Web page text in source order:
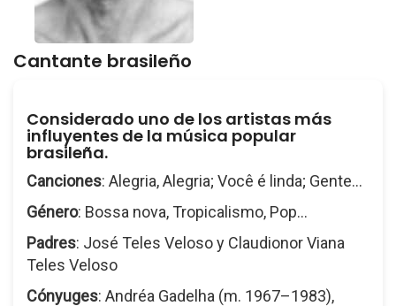
Cantante brasileño
Considerado uno de los artistas más
influyentes de la música popular
brasileña.
Canciones: Alegria, Alegria; Você é linda; Gente...
Género: Bossa nova, Tropicalismo, Pop...
Padres: José Teles Veloso y Claudionor Viana
Teles Veloso
Cónyuges: Andréa Gadelha (m. 1967–1983),